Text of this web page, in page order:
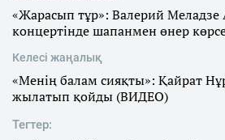
«Жарасып тұр»: Валерий
концертінде шапанмен өнер
Келесі жаңалық
«Менің балам сияқты»: Қайрат
жылатып қойды (ВИДЕО)
Тегтер: